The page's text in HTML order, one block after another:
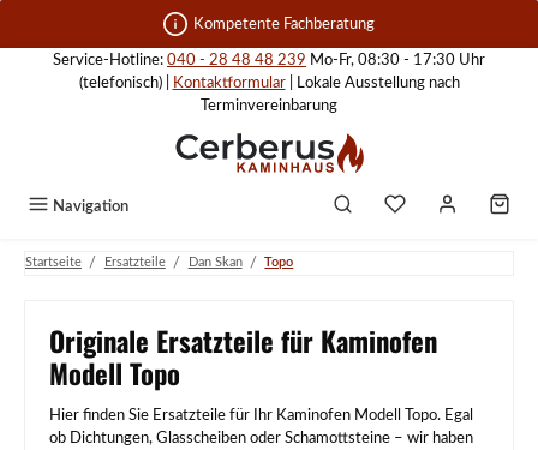
Zum Hauptinhalt springen Kompetente Fachberatung
Service-Hotline: 040 - 28 48 48 239 Mo-Fr, 08:30 - 17:30 Uhr
(telefonisch) |
Kontaktformular| Lokale Ausstellung nach
Terminvereinbarung
Navigation
Startseite / Ersatzteile / Dan Skan / Topo
Originale Ersatzteile für Kaminofen
Modell Topo
Hier finden Sie Ersatzteile für Ihr Kaminofen Modell Topo. Egal
ob Dichtungen, Glasscheiben oder Schamottsteine – wir haben